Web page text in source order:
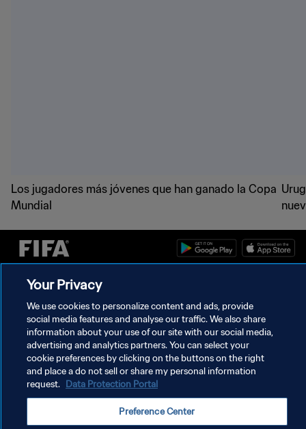
Los jugadores más jóvenes que han ganado la Copa
Mundial
POLÍTICA DE PRIVACIDAD
TÉRMINOS DE SERVICIO
AJUSTAR LA CONFIGURACIÓN DE LAS COOKIES
Copyright © 1994 - 2026 FIFA. Todos los derechos reservados.
Your Privacy
We use cookies to personalize content and ads, provide
social media features and analyse our traffic. We also share
information about your use of our site with our social media,
advertising and analytics partners. You can select your
cookie preferences by clicking on the buttons on the right
and place a do not sell or share my personal information
request. Data Protection Portal
Preference Center